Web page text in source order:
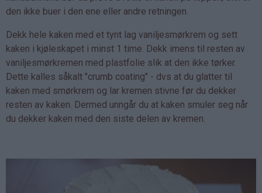
den ikke buer i den ene eller andre retningen.
Dekk hele kaken med et tynt lag vaniljesmørkrem og sett
kaken i kjøleskapet i minst 1 time. Dekk imens til resten av
vaniljesmørkremen med plastfolie slik at den ikke tørker.
Dette kalles såkalt "crumb coating" - dvs at du glatter til
kaken med smørkrem og lar kremen stivne før du dekker
resten av kaken. Dermed unngår du at kaken smuler seg når
du dekker kaken med den siste delen av kremen.